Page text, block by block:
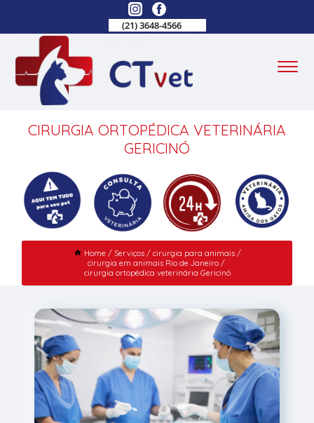
(21) 3648-4566
CIRURGIA ORTOPÉDICA VETERINÁRIA
GERICINÓ
Home Serviços
cirurgia para animais
cirurgia em animais Rio de Janeiro
cirurgia ortopédica veterinária Gericinó